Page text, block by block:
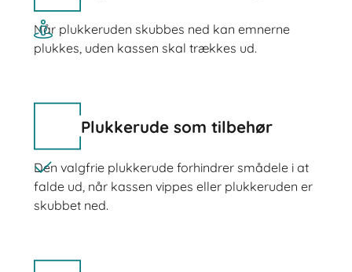
Når plukkeruden skubbes ned kan emnerne
plukkes, uden kassen skal trækkes ud.
Plukkerude som tilbehør
Den valgfrie plukkerude forhindrer smådele i at
falde ud, når kassen vippes eller plukkeruden er
skubbet ned.